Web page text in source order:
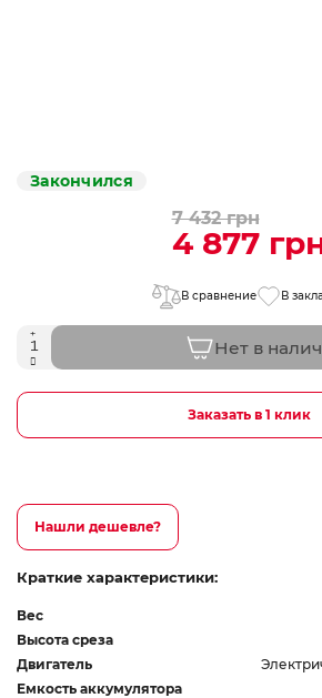
Закончился
7 432 грн
4 877
В сравнение В
Нет в
Заказать в 1 клик
Нашли дешевле?
Краткие характеристики:
Вес
Высота среза
Двигатель
Емкость аккумулятора